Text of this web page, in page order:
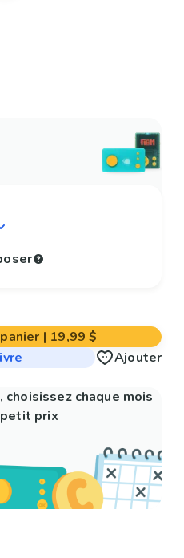
| 19,99 $
Ajouter
choisissez chaque mois
petit prix